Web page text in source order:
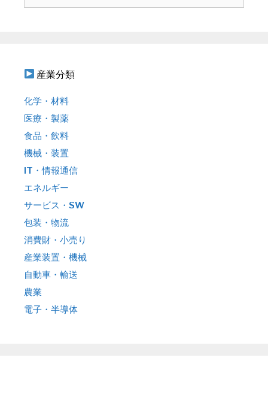
産業分類
化学・材料
医療・製薬
食品・飲料
機械・装置
IT・情報通信
エネルギー
サービス・SW
包装・物流
消費財・小売り
産業装置・機械
自動車・輸送
農業
電子・半導体